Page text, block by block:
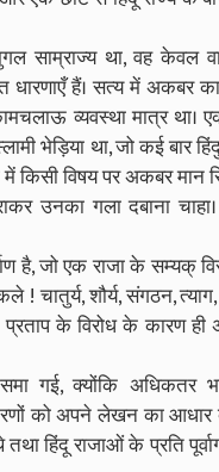
साम्राज्य था, वह केवल
धारणाएँ हैं। सत्य में अकबर
व्यवस्था मात्र था।
भेड़िया था, जो कई बार
किसी विषय पर अकबर मान
उनका गला दबाना
है, जो एक राजा के सम्यक्
! चातुर्य, शौर्य, संगठन,
प्रताप के विरोध के कारण
गई, क्योंकि अधिकतर
को अपने लेखन का आधार
हिंदू राजाओं के प्रति